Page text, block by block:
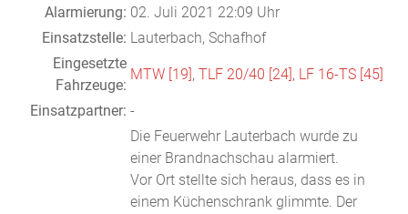
Alarmierung: 02. Juli 2021 22:09 Uhr
Einsatzstelle: Lauterbach, Schafhof
Eingesetzte
Fahrzeuge:
MTW [19], TLF 20/40 [24], LF 16-TS [45]
Einsatzpartner: -
Die Feuerwehr Lauterbach wurde zu
einer Brandnachschau alarmiert.
Vor Ort stellte sich heraus, dass es in
einem Küchenschrank glimmte. Der